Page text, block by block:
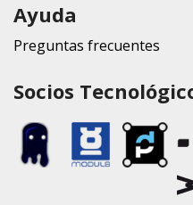
Ayuda
Preguntas frecuentes
Socios